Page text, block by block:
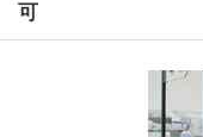
可